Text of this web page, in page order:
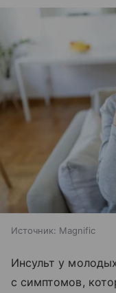
Источник: Magnific
Инсульт у
с симптомов,